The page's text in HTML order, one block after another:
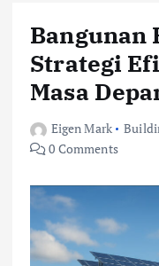
Bangunan
Strategi
Masa
Eigen Mark
0 Comments